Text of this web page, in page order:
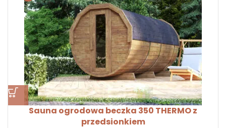
Sauna ogrodowa beczka 350 THERMO z
przedsionkiem